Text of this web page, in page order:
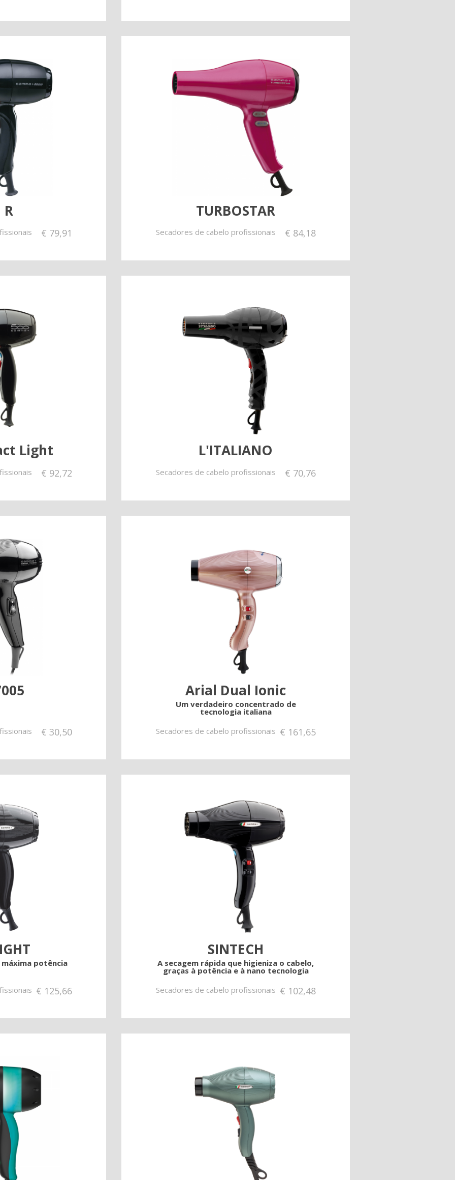
R
€ 79,91
TURBOSTAR
Secadores de cabelo profissionais € 84,18
Light
€ 92,72
L'ITALIANO
Secadores de cabelo profissionais € 70,76
€ 30,50
Arial Dual Ionic
Um verdadeiro concentrado de
tecnologia italiana
Secadores de cabelo profissionais € 161,65
potência
€ 125,66
SINTECH
A secagem rápida que higieniza o cabelo,
graças à potência e à nano tecnologia
Secadores de cabelo profissionais € 102,48